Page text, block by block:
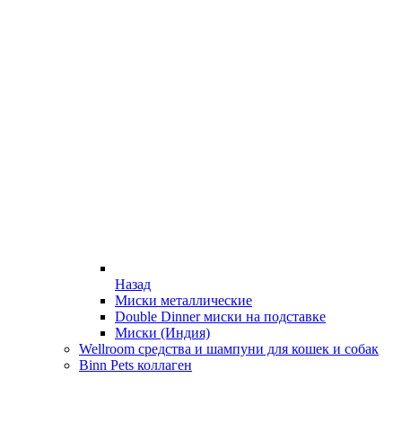
Назад
Миски металлические
Double Dinner миски на подставке
Миски (Индия)
Wellroom средства и шампуни для кошек и собак
Binn Pets коллаген